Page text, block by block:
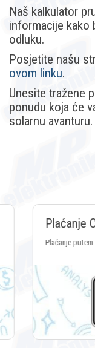
Naš kalkulator
informacije kako
odluku.
Posjetite našu
ovom linku.
Unesite tražene
ponudu koja će
solarnu avanturu.
Plaćanje
Plaćanje putem svih